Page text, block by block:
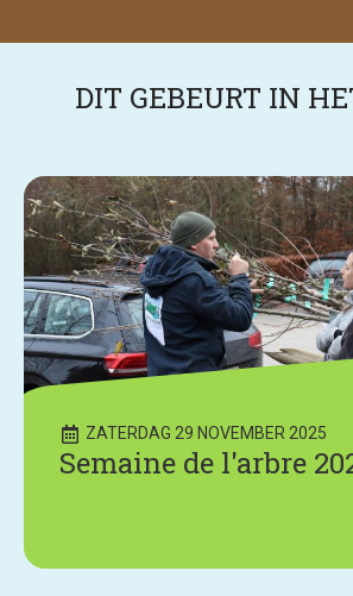
DIT GEBEURT IN
ZATERDAG 29 NOVEMBER 2025
Semaine de l'arbre